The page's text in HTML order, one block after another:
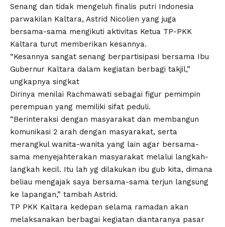
Senang dan tidak mengeluh finalis putri Indonesia
parwakilan Kaltara, Astrid Nicolien yang juga
bersama-sama mengikuti aktivitas Ketua TP-PKK
Kaltara turut memberikan kesannya.
“Kesannya sangat senang berpartisipasi bersama Ibu
Gubernur Kaltara dalam kegiatan berbagi takjil,”
ungkapnya singkat
Dirinya menilai Rachmawati sebagai figur pemimpin
perempuan yang memiliki sifat peduli.
“Berinteraksi dengan masyarakat dan membangun
komunikasi 2 arah dengan masyarakat, serta
merangkul wanita-wanita yang lain agar bersama-
sama menyejahterakan masyarakat melalui langkah-
langkah kecil. Itu lah yg dilakukan ibu gub kita, dimana
beliau mengajak saya bersama-sama terjun langsung
ke lapangan,” tambah Astrid.
TP PKK Kaltara kedepan selama ramadan akan
melaksanakan berbagai kegiatan diantaranya pasar